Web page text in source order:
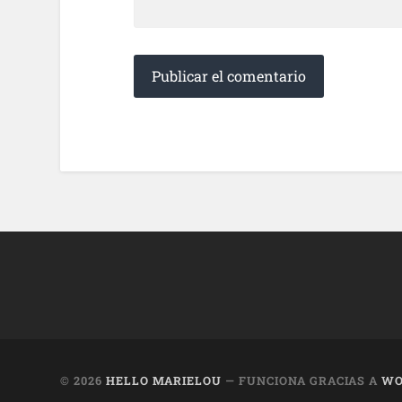
© 2026HELLO MARIELOU — FUNCIONA GRACIAS A